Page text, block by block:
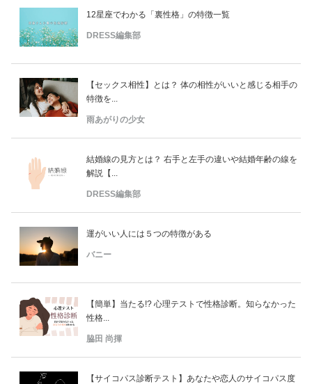
12星座でわかる「裏性格」の特徴一覧
DRESS編集部
【セックス相性】とは？ 体の相性がいいと感じる相手の
特徴を...
雨あがりの少女
結婚線の見方とは？ 右手と左手の違いや結婚年齢の線を
解説【...
DRESS編集部
運がいい人には５つの特徴がある
バニー
【簡単】当たる!? 心理テストで性格診断。知らなかった
性格...
脇田 尚揮
【サイコパス診断テスト】あなたや恋人のサイコパス度